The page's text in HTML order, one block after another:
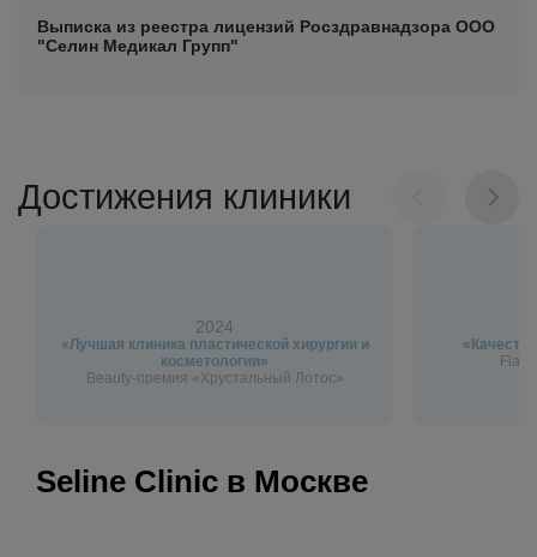
Выписка из реестра лицензий Росздравнадзора ООО
"Селин Медикал Групп"
Достижения клиники
2024
«Лучшая клиника пластической хирургии и
косметологии»
Beauty-премия «Хрустальный Лотос»
Seline Clinic в Москве